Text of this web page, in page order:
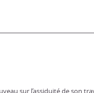
sur l’assiduité de son